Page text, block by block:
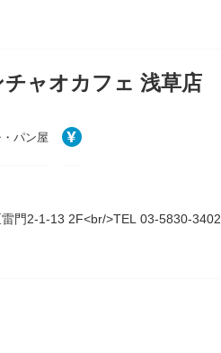
ャオカフェ 浅草店
パン屋
門2-1-13 2F<br/>TEL 03-5830-3402